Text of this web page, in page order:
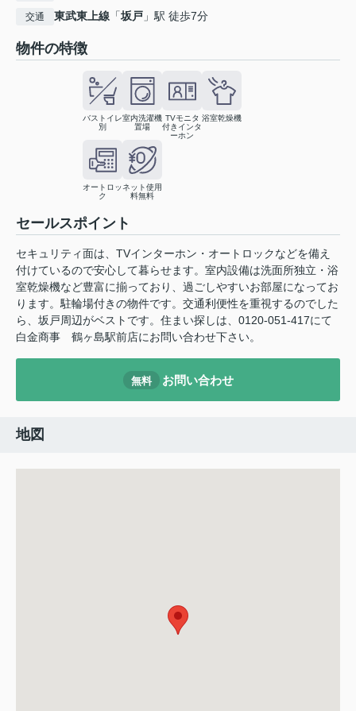
交通 東武東上線 「坂戸 」駅 徒歩7分
物件の特徴
バストイレ
別
室内洗濯機
置場
TVモニタ
付きインタ
ーホン
浴室乾燥機
オートロッ
ク
ネット使用
料無料
セールスポイント
セキュリティ面は、TVインターホン・オートロックなどを備え
付けているので安心して暮らせます。室内設備は洗面所独立・浴
室乾燥機など豊富に揃っており、過ごしやすいお部屋になってお
ります。駐輪場付きの物件です。交通利便性を重視するのでした
ら、坂戸周辺がベストです。住まい探しは、0120-051-417にて
白金商事 鶴ヶ島駅前店にお問い合わせ下さい。
無料 お問い合わせ
地図